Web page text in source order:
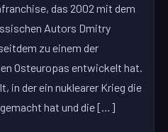
das 2002 mit dem
Autors Dmitry
zu einem der
Osteuropas entwickelt hat.
in der ein nuklearer Krieg die
hat und die […]